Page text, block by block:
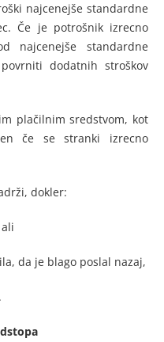
najcenejše standardne
Če je potrošnik izrecno
najcenejše standardne
dodatnih stroškov
plačilnim sredstvom, kot
če se stranki izrecno
dokler:
da je blago poslal nazaj,